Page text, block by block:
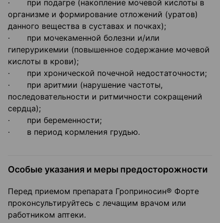
· при подагре (накопление мочевой кислоты в
организме и формирование отложений (уратов)
данного вещества в суставах и почках);
· при мочекаменной болезни и/или
гиперурикемии (повышенное содержание мочевой
кислоты в крови);
· при хронической почечной недостаточности;
· при аритмии (нарушение частоты,
последовательности и ритмичности сокращений
сердца);
· при беременности;
· в период кормления грудью.
Особые указания и меры предосторожности
Перед приемом препарата Гроприносин® Форте
проконсультируйтесь с лечащим врачом или
работником аптеки.